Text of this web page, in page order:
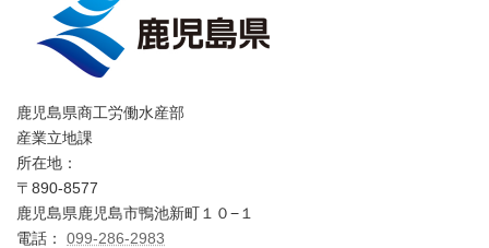
鹿児島県商工労働水産部
産業立地課
所在地：
〒890-8577
鹿児島県鹿児島市鴨池新町１０−１
電話： 099-286-2983